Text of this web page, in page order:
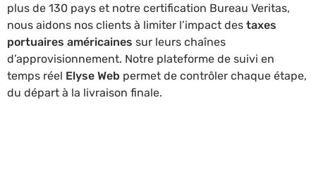
plus de 130 pays et notre certification Bureau Veritas,
nous aidons nos clients à limiter l’impact des taxes
portuaires américaines sur leurs chaînes
d’approvisionnement. Notre plateforme de suivi en
temps réel Elyse Web permet de contrôler chaque étape,
du départ à la livraison finale.